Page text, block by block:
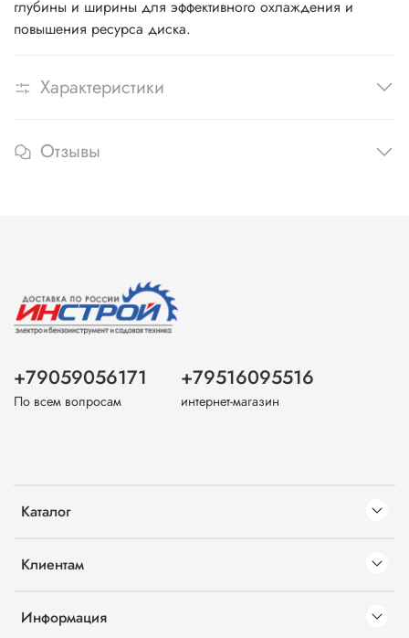
глубины и ширины для эффективного охлаждения и
повышения ресурса диска.
Характеристики
Отзывы
Каталог
Клиентам
Информация
+79059056171
По всем вопросам
+79516095516
интернет-магазин